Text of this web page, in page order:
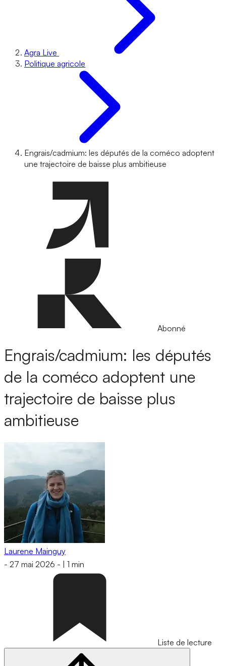
Agra Live
Politique agricole
Engrais/cadmium: les députés de la coméco adoptent
une trajectoire de baisse plus ambitieuse
Abonné
Engrais/cadmium: les députés
de la coméco adoptent une
trajectoire de baisse plus
ambitieuse
Laurene Mainguy
- 27 mai 2026 - 1 min
Liste de lecture